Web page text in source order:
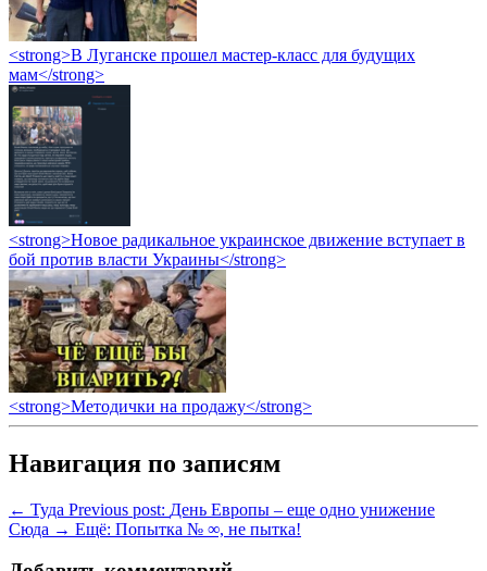
<strong>В Луганске прошел мастер-класс для будущих
мам</strong>
<strong>Новое радикальное украинское движение вступает в
бой против власти Украины</strong>
<strong>Методички на продажу</strong>
Навигация по записям
← Туда Previous post: День Европы – еще одно унижение
Сюда → Ещё: Попытка № ∞, не пытка!